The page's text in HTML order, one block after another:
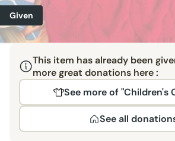
Given
This item has already been
more great donations here :
See more of "Children's
See all